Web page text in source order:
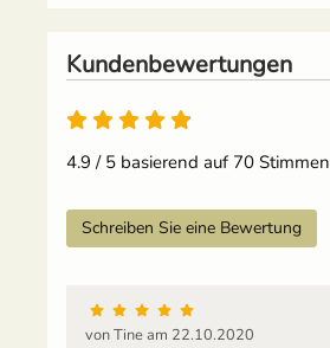
Kundenbewertungen
4.9 / 5 basierend auf 70 Stimmen
Schreiben Sie eine Bewertung
von Tine am 22.10.2020